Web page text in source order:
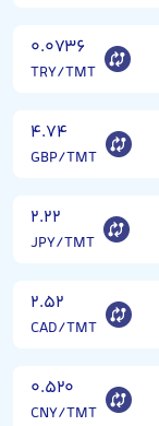
۰.۰۷۳۶
TRY/TMT
۴.۷۴
GBP/TMT
۲.۲۲
JPY/TMT
۲.۵۲
CAD/TMT
۰.۵۲۰
CNY/TMT